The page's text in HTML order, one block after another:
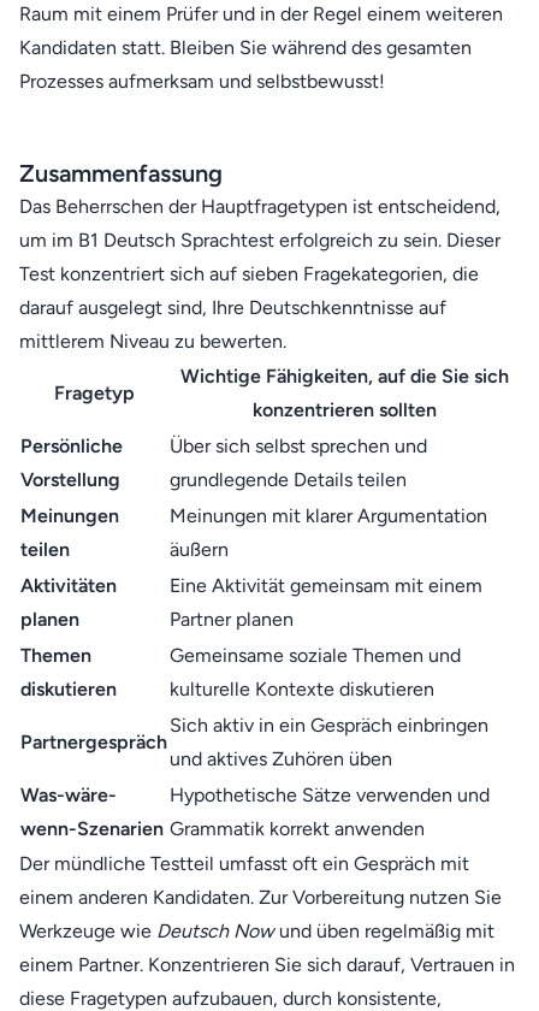
Raum mit einem Prüfer und in der Regel einem weiteren
Kandidaten statt. Bleiben Sie während des gesamten
Prozesses aufmerksam und selbstbewusst!
Zusammenfassung
Das Beherrschen der Hauptfragetypen ist entscheidend,
um im B1 Deutsch Sprachtest erfolgreich zu sein. Dieser
Test konzentriert sich auf sieben Fragekategorien, die
darauf ausgelegt sind, Ihre Deutschkenntnisse auf
mittlerem Niveau zu bewerten.
Fragetyp
Wichtige Fähigkeiten, auf die Sie sich
konzentrieren sollten
Persönliche
Vorstellung
Über sich selbst sprechen und
grundlegende Details teilen
Meinungen
teilen
Meinungen mit klarer Argumentation
äußern
Aktivitäten
planen
Eine Aktivität gemeinsam mit einem
Partner planen
Themen
diskutieren
Gemeinsame soziale Themen und
kulturelle Kontexte diskutieren
Partnergespräch
Sich aktiv in ein Gespräch einbringen
und aktives Zuhören üben
Was-wäre-
wenn-Szenarien
Hypothetische Sätze verwenden und
Grammatik korrekt anwenden
Der mündliche Testteil umfasst oft ein Gespräch mit
einem anderen Kandidaten. Zur Vorbereitung nutzen Sie
Werkzeuge wie Deutsch Nowund üben regelmäßig mit
einem Partner. Konzentrieren Sie sich darauf, Vertrauen in
diese Fragetypen aufzubauen, durch konsistente,